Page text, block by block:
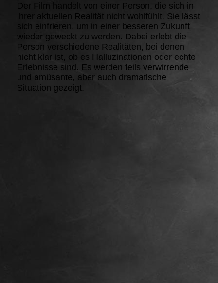
Der Film handelt von einer Person, die sich in
ihrer aktuellen Realität nicht wohlfühlt. Sie lässt
sich einfrieren, um in einer besseren Zukunft
wieder geweckt zu werden. Dabei erlebt die
Person verschiedene Realitäten, bei denen
nicht klar ist, ob es Halluzinationen oder echte
Erlebnisse sind. Es werden teils verwirrende
und amüsante, aber auch dramatische
Situation gezeigt.